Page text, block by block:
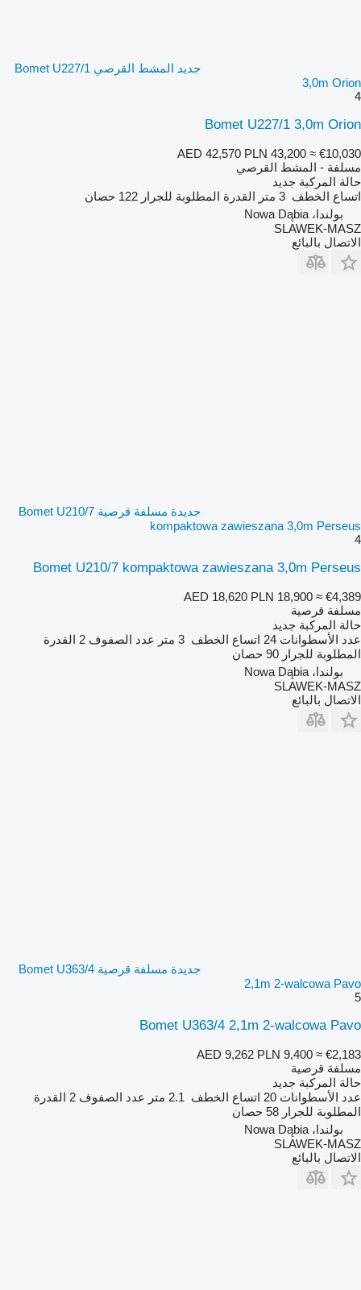
جديد المشط القرصي Bomet U227/1
3,0m Orion
4
Bomet U227/1 3,0m Orion
AED 42,570 PLN 43,200 ≈ €10,030
مسلفة - المشط القرصي
حالة المركبة جديد
اتساع الخطف 3 متر القدرة المطلوبة للجرار 122 حصان
بولندا، Nowa Dąbia
SLAWEK-MASZ
الاتصال بالبائع
جديدة مسلفة قرصية Bomet U210/7
kompaktowa zawieszana 3,0m Perseus
4
Bomet U210/7 kompaktowa zawieszana 3,0m Perseus
AED 18,620 PLN 18,900 ≈ €4,389
مسلفة قرصية
حالة المركبة جديد
عدد الأسطوانات 24 اتساع الخطف 3 متر عدد الصفوف 2 القدرة
المطلوبة للجرار 90 حصان
بولندا، Nowa Dąbia
SLAWEK-MASZ
الاتصال بالبائع
جديدة مسلفة قرصية Bomet U363/4
2,1m 2-walcowa Pavo
5
Bomet U363/4 2,1m 2-walcowa Pavo
AED 9,262 PLN 9,400 ≈ €2,183
مسلفة قرصية
حالة المركبة جديد
عدد الأسطوانات 20 اتساع الخطف 2.1 متر عدد الصفوف 2 القدرة
المطلوبة للجرار 58 حصان
بولندا، Nowa Dąbia
SLAWEK-MASZ
الاتصال بالبائع